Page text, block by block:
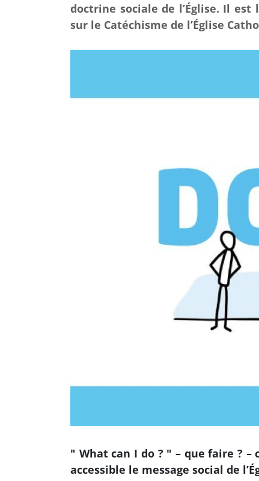
doctrine sociale de l’Église. Il est
sur le Catéchisme de l’Église
" What can I do ? " – que faire ?
accessible le message social de